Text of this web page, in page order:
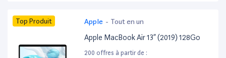
Top Produit Apple - Tout en un
Apple MacBook Air 13” (2019) 128Go
200 offres à partir de :